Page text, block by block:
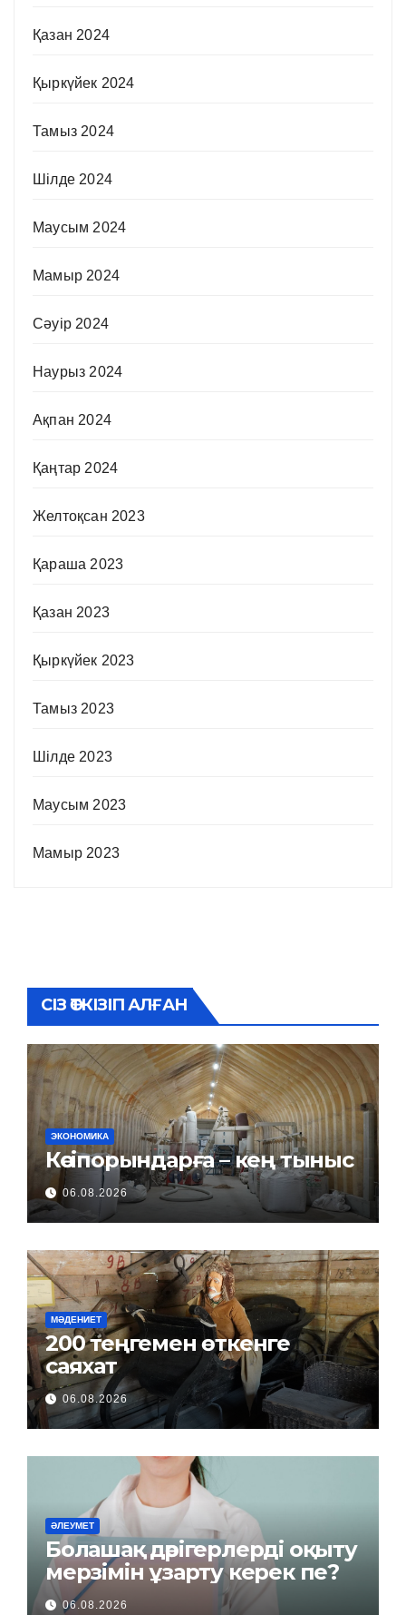
Қазан 2024
Қыркүйек 2024
Тамыз 2024
Шілде 2024
Маусым 2024
Мамыр 2024
Сәуір 2024
Наурыз 2024
Ақпан 2024
Қаңтар 2024
Желтоқсан 2023
Қараша 2023
Қазан 2023
Қыркүйек 2023
Тамыз 2023
Шілде 2023
Маусым 2023
Мамыр 2023
СІЗ ӨТКІЗІП АЛҒАН
ЭКОНОМИКА
Кәсіпорындарға – кең тыныс
06.08.2026
МӘДЕНИЕТ
200 теңгемен өткенге
саяхат
06.08.2026
ӘЛЕУМЕТ
Болашақ дәрігерлерді оқыту
мерзімін ұзарту керек пе?
06.08.2026